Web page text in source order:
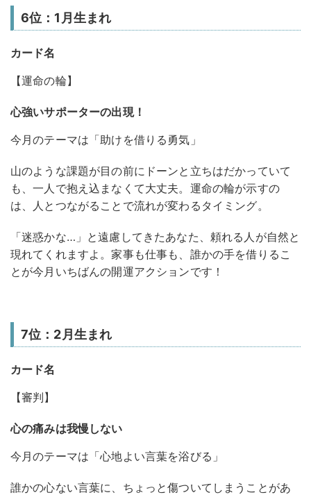
6位：1月生まれ
カード名
【運命の輪】
心強いサポーターの出現！
今月のテーマは「助けを借りる勇気」
山のような課題が目の前にドーンと立ちはだかっていて
も、一人で抱え込まなくて大丈夫。運命の輪が示すの
は、人とつながることで流れが変わるタイミング。
「迷惑かな…」と遠慮してきたあなた、頼れる人が自然と
現れてくれますよ。家事も仕事も、誰かの手を借りるこ
とが今月いちばんの開運アクションです！
7位：2月生まれ
カード名
【審判】
心の痛みは我慢しない
今月のテーマは「心地よい言葉を浴びる」
誰かの心ない言葉に、ちょっと傷ついてしまうことがあ